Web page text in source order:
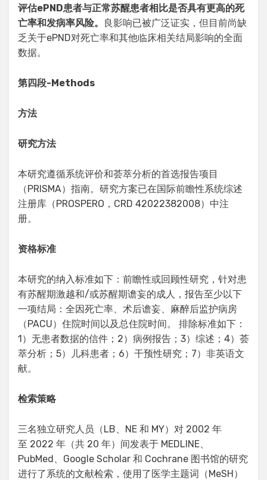
评估ePND患者与正常苏醒患者相比是否具有更高的死
亡率和发病率风险。
良影响已被广泛证实，但目前尚缺
乏关于ePND对死亡率和其他临床相关结局影响的全面
数据。
第四段-Methods
方法
研究方法
本研究遵循系统评价和荟萃分析的首选报告项目
（PRISMA）指南。研究方案已在国际前瞻性系统综述
注册库（PROSPERO，CRD 42022382008）中注
册。
资格标准
本研究的纳入标准如下：前瞻性或回顾性研究，针对患
有苏醒期激越和/或苏醒期谵妄的成人，报告至少以下
一项结局：全因死亡率、术后谵妄、麻醉后监护病房
（PACU）住院时间以及总住院时间。 排除标准如下：
1）无患者数据的信件；2）病例报告；3）综述；4）荟
萃分析；5）儿科患者；6）干预性研究；7）非英语文
献。
检索策略
三名独立研究人员（LB、NE 和 MY）对 2002 年
至 2022 年（共 20 年）间发表于 MEDLINE、
PubMed、Google Scholar 和 Cochrane 图书馆的研究
进行了系统的文献检索，使用了医学主题词（MeSH）